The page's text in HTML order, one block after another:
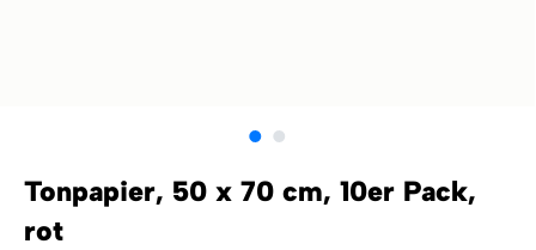
Tonpapier, 50 x 70 cm, 10er Pack,
rot